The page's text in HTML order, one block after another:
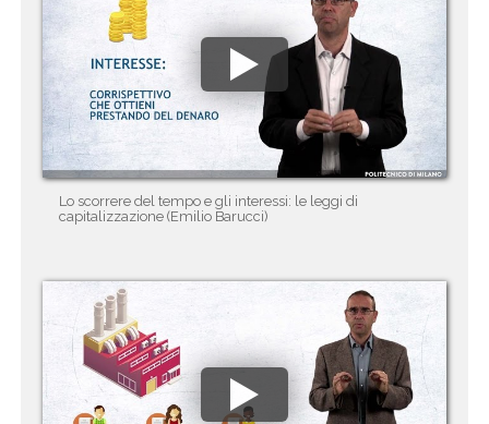
Lo scorrere del tempo e gli interessi: le leggi di
capitalizzazione (Emilio Barucci)